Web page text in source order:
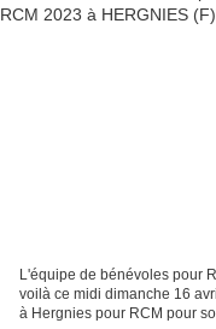
L'équipe de bénévoles pour
voilà ce midi dimanche 16
à Hergnies pour RCM pour